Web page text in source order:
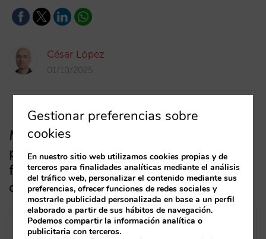
César López
01/10/2025
Multiadquirencia o un procesador de
pagos por mercado: nueva
funcionalidad del motor de reservas
de Mirai
Gestionar preferencias sobre
cookies
En nuestro sitio web utilizamos cookies propias y de
terceros para finalidades analíticas mediante el análisis
del tráfico web, personalizar el contenido mediante sus
preferencias, ofrecer funciones de redes sociales y
mostrarle publicidad personalizada en base a un perfil
elaborado a partir de sus hábitos de navegación.
Podemos compartir la información analítica o
publicitaria con terceros.